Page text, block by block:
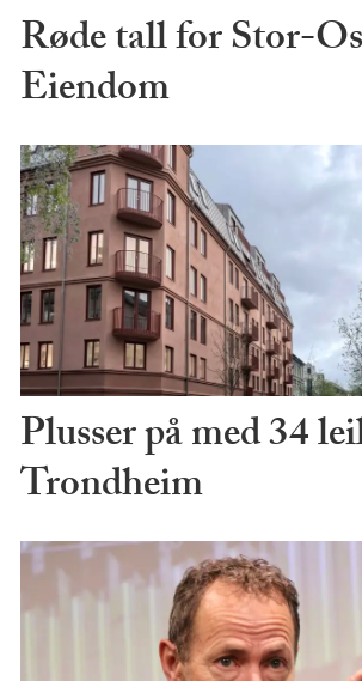
Røde tall for Stor-
Eiendom
Plusser på med 34
Trondheim